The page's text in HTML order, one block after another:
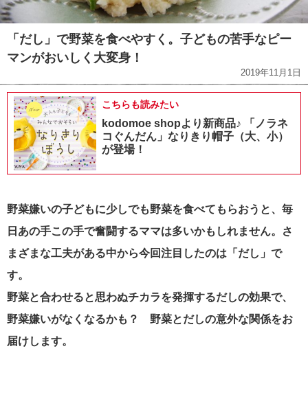
「だし」で野菜を食べやすく。子どもの苦手なピー
マンがおいしく大変身！
2019年11月1日
こちらも読みたい
kodomoe shopより新商品♪ 「ノラネ
コぐんだん」なりきり帽子（大、小）
が登場！
野菜嫌いの子どもに少しでも野菜を食べてもらおうと、毎
日あの手この手で奮闘するママは多いかもしれません。
さ
まざまな工夫がある中から今回注目したのは「だし」で
す。
野菜と合わせると思わぬチカラを発揮するだしの効果で、
野菜嫌いがなくなるかも？ 野菜とだしの意外な関係をお
届けします。